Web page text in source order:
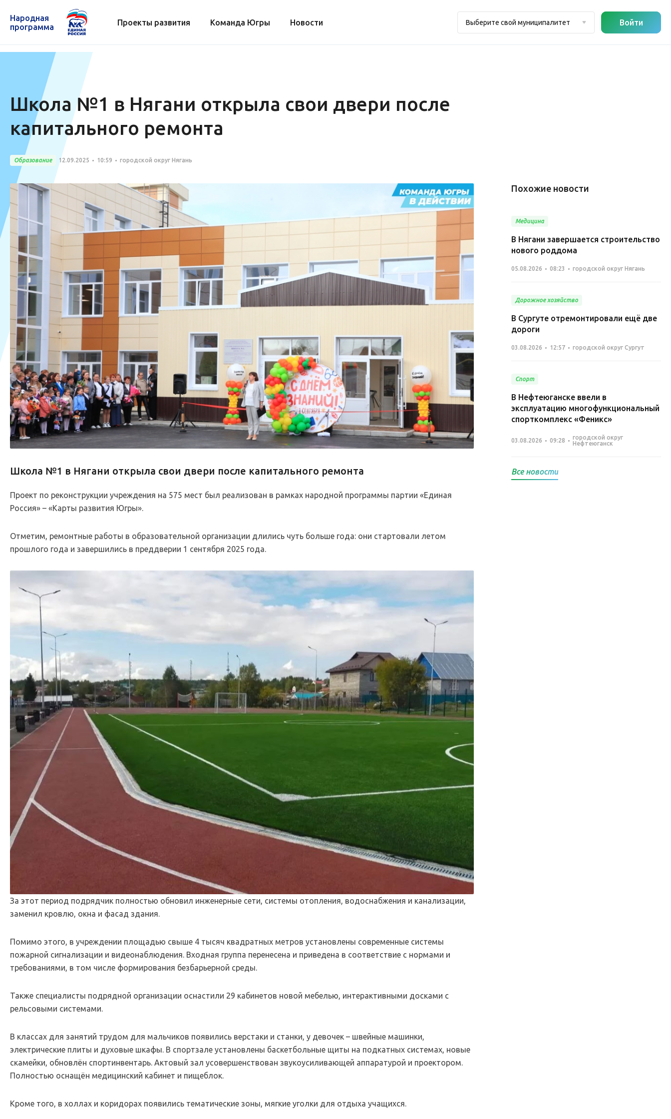
Народная
программа
Проекты развития Команда Югры Новости Выберите свой муниципалитет Войти
Школа №1 в Нягани открыла свои двери после
капитального ремонта
Образование 12.09.2025 10:59 городской округ Нягань
Школа №1 в Нягани открыла свои двери после капитального ремонта
Проект по реконструкции учреждения на 575 мест был реализован в рамках народной программы партии «Единая
Россия» – «Карты развития Югры».
Отметим, ремонтные работы в образовательной организации длились чуть больше года: они стартовали летом
прошлого года и завершились в преддверии 1 сентября 2025 года.
За этот период подрядчик полностью обновил инженерные сети, системы отопления, водоснабжения и канализации,
заменил кровлю, окна и фасад здания.
Помимо этого, в учреждении площадью свыше 4 тысяч квадратных метров установлены современные системы
пожарной сигнализации и видеонаблюдения. Входная группа перенесена и приведена в соответствие с нормами и
требованиями, в том числе формирования безбарьерной среды.
Также специалисты подрядной организации оснастили 29 кабинетов новой мебелью, интерактивными досками с
рельсовыми системами.
В классах для занятий трудом для мальчиков появились верстаки и станки, у девочек – швейные машинки,
электрические плиты и духовые шкафы. В спортзале установлены баскетбольные щиты на подкатных системах, новые
скамейки, обновлён спортинвентарь. Актовый зал усовершенствован звукоусиливающей аппаратурой и проектором.
Полностью оснащён медицинский кабинет и пищеблок.
Кроме того, в холлах и коридорах появились тематические зоны, мягкие уголки для отдыха учащихся.
Похожие новости
Медицина
В Нягани завершается строительство
нового роддома
05.08.2026 08:23 городской округ Нягань
Дорожное хозяйство
В Сургуте отремонтировали ещё две
дороги
03.08.2026 12:57 городской округ Сургут
Спорт
В Нефтеюганске ввели в
эксплуатацию многофункциональный
спорткомплекс «Феникс»
03.08.2026 09:28
городской округ
Нефтеюганск
Все новости